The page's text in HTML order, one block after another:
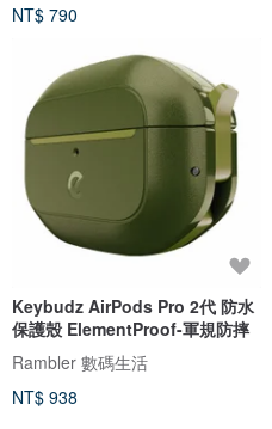
NT$ 790
Keybudz AirPods Pro 2代 防水
保護殼 ElementProof-軍規防摔
Rambler 數碼生活
NT$ 938